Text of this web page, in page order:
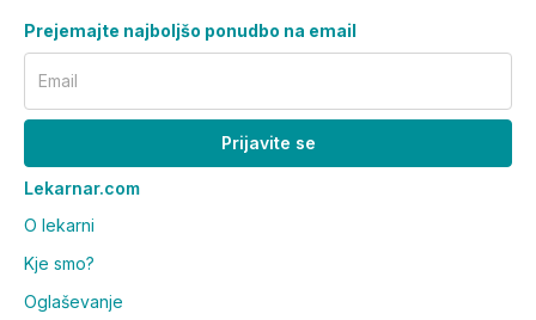
Prejemajte najboljšo ponudbo na email
Email
Prijavite se
Lekarnar.com
O lekarni
Kje smo?
Oglaševanje